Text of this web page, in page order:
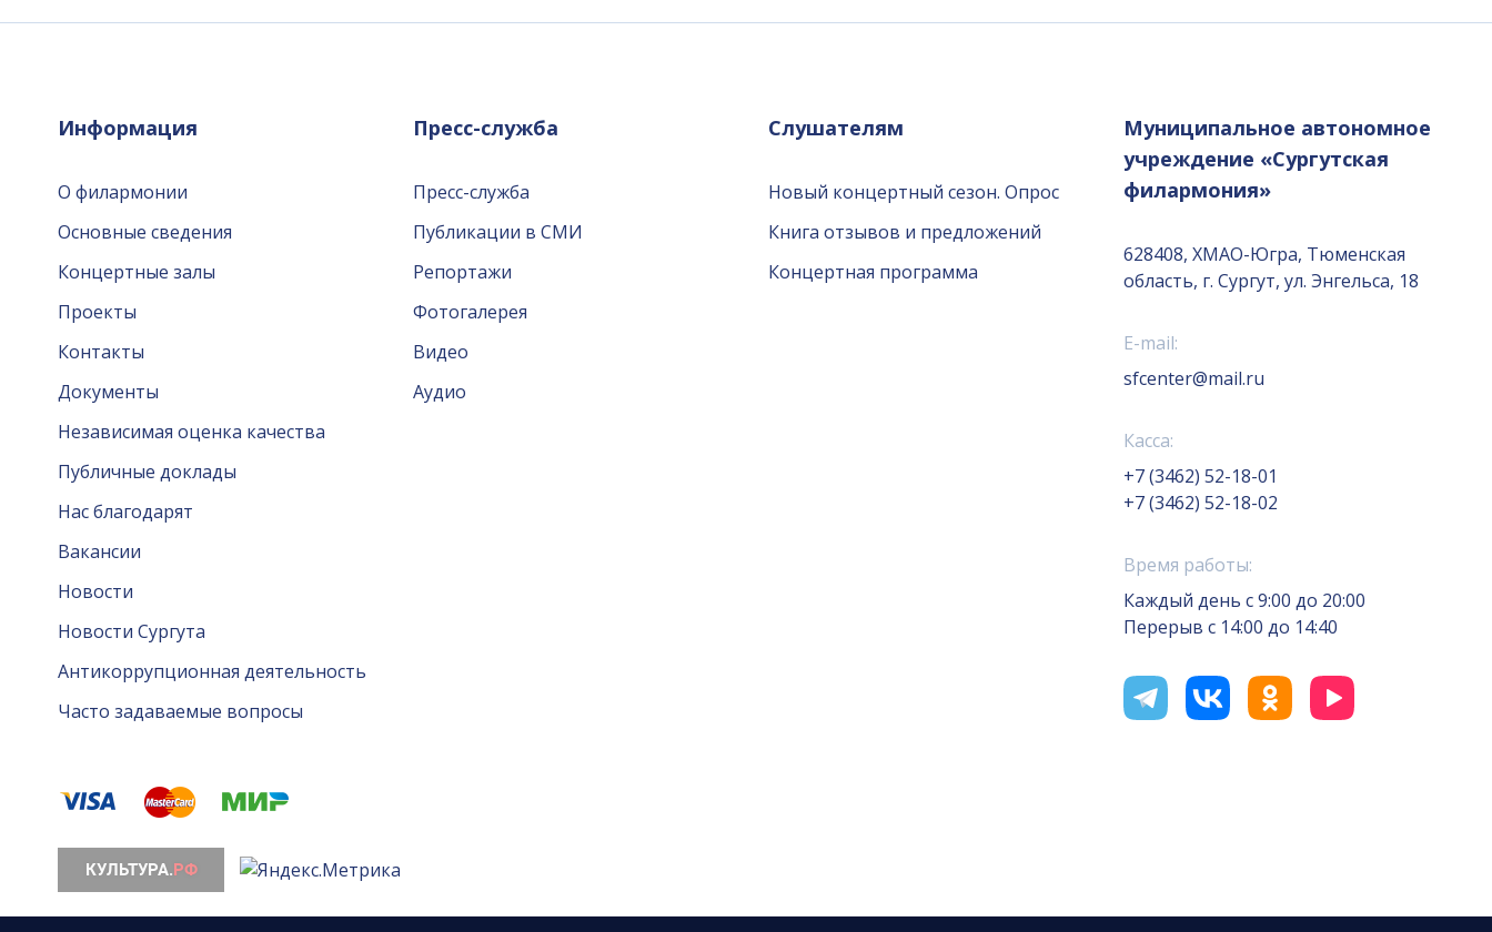
Информация
О филармонии
Основные сведения
Концертные залы
Проекты
Контакты
Документы
Независимая оценка качества
Публичные доклады
Нас благодарят
Вакансии
Новости
Новости Сургута
Антикоррупционная деятельность
Часто задаваемые вопросы
Пресс-служба
Пресс-служба
Публикации в СМИ
Репортажи
Фотогалерея
Видео
Аудио
Слушателям
Новый концертный сезон. Опрос
Книга отзывов и предложений
Концертная программа
Муниципальное автономное
учреждение «Сургутская
филармония»
628408, ХМАО-Югра, Тюменская
область, г. Сургут, ул. Энгельса, 18
E-mail:
sfcenter@mail.ru
Касса:
+7 (3462) 52-18-01
+7 (3462) 52-18-02
Время работы:
Каждый день с 9:00 до 20:00
Перерыв с 14:00 до 14:40